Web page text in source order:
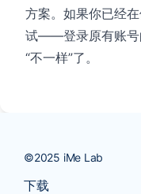
方案。如果你已经
试——登录原有账号
“不一样”了。
下载